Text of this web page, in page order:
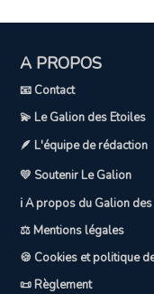
A PROPOS
📧 Contact
💫 Le Galion des Etoiles
🪶 L'équipe de rédaction
💛 Soutenir Le Galion
ℹ️ A propos du Galion
⚖️ Mentions légales
🍪 Cookies et politique
📜 Règlement